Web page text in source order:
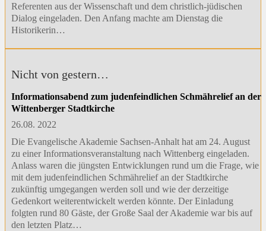
Referenten aus der Wissenschaft und dem christlich-jüdischen
Dialog eingeladen. Den Anfang machte am Dienstag die
Historikerin…
Nicht von gestern…
Informationsabend zum judenfeindlichen Schmährelief an der
Wittenberger Stadtkirche
26.08. 2022
Die Evangelische Akademie Sachsen-Anhalt hat am 24. August
zu einer Informationsveranstaltung nach Wittenberg eingeladen.
Anlass waren die jüngsten Entwicklungen rund um die Frage, wie
mit dem judenfeindlichen Schmährelief an der Stadtkirche
zukünftig umgegangen werden soll und wie der derzeitige
Gedenkort weiterentwickelt werden könnte. Der Einladung
folgten rund 80 Gäste, der Große Saal der Akademie war bis auf
den letzten Platz…